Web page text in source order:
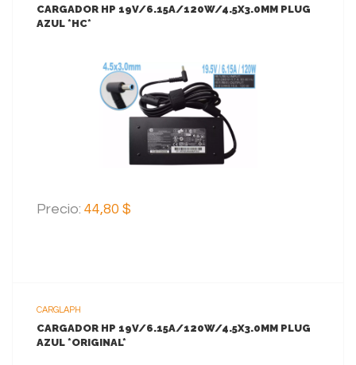
CARGADOR HP 19V/6.15A/120W/4.5X3.0MM PLUG
AZUL *HC*
VER MAS
AGREGAR AL CARRITO
Precio: 44,80 $
CARGLAPH
CARGADOR HP 19V/6.15A/120W/4.5X3.0MM PLUG
AZUL *ORIGINAL*